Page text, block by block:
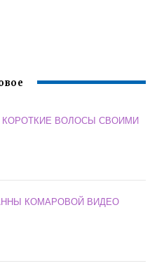
КОРОТКИЕ ВОЛОСЫ СВОИМИ
КОМАРОВОЙ ВИДЕО